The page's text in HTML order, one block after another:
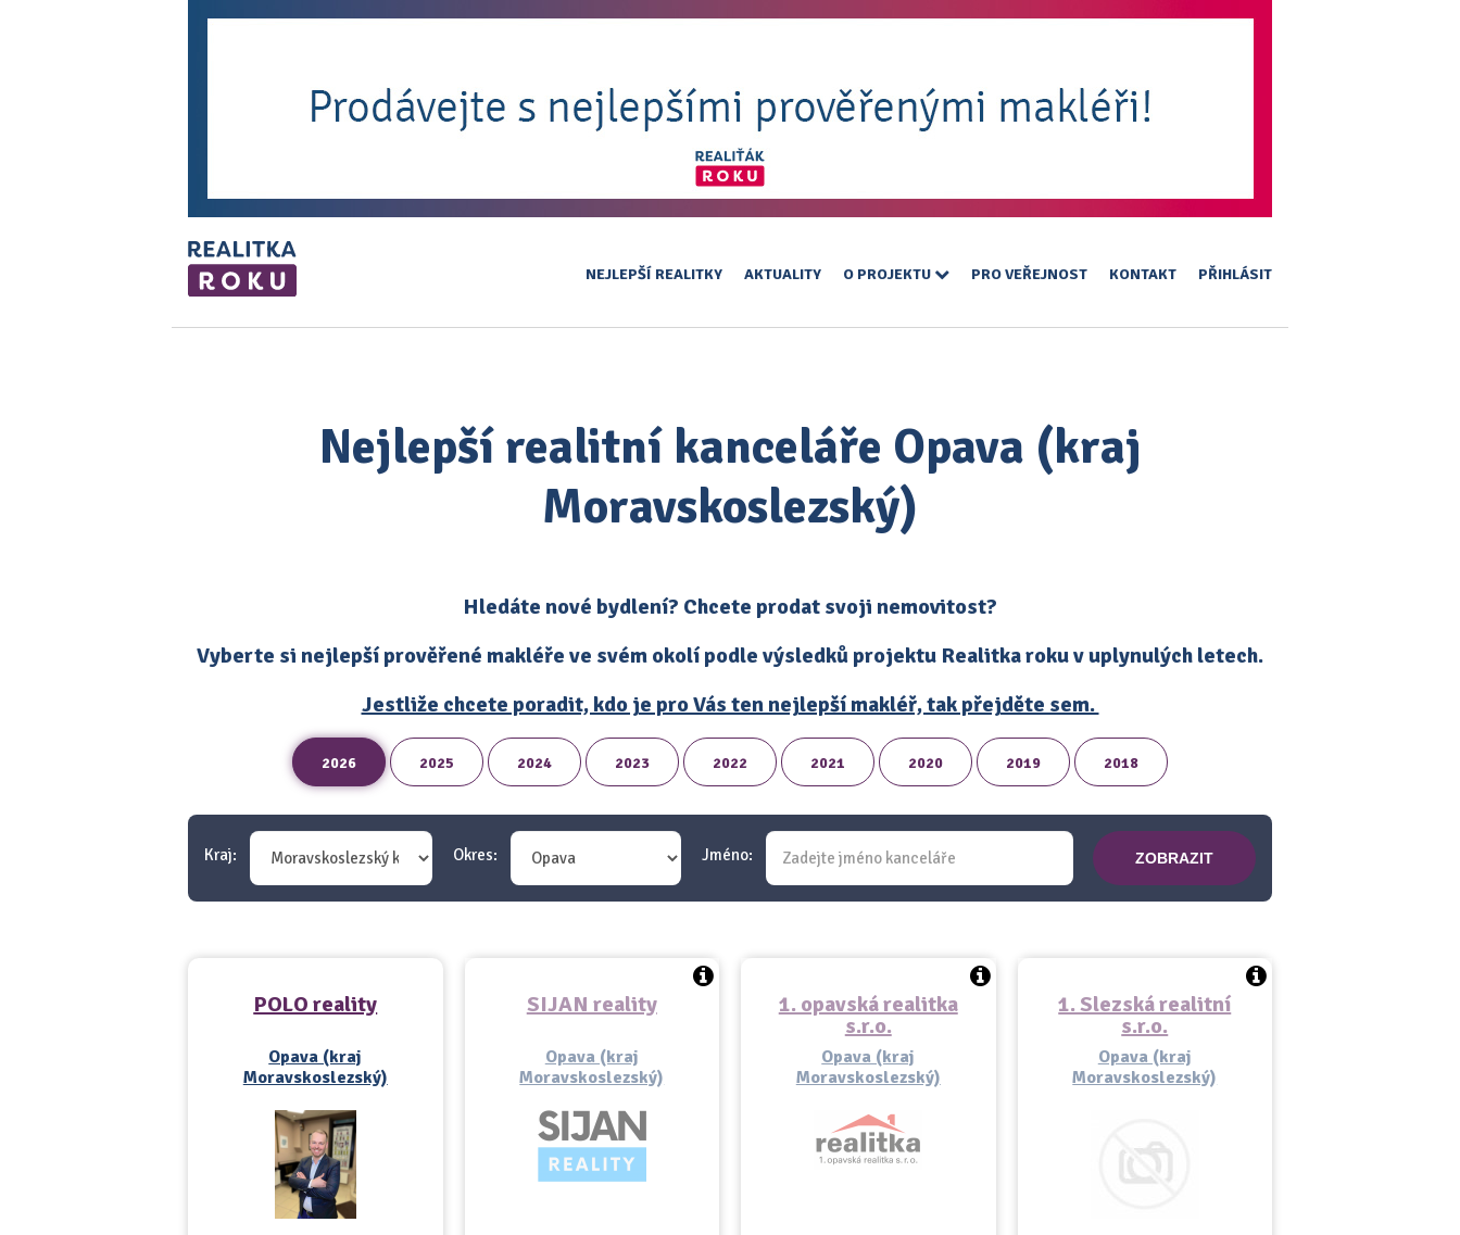
NEJLEPŠÍ REALITKY AKTUALITY O PROJEKTU PRO VEŘEJNOST KONTAKT PŘIHLÁSIT
Nejlepší realitní kanceláře Opava (kraj
Moravskoslezský)
Hledáte nové bydlení? Chcete prodat svoji nemovitost?
Vyberte si nejlepší prověřené makléře ve svém okolí podle výsledků projektu Realitka roku v uplynulých letech.
Jestliže chcete poradit, kdo je pro Vás ten nejlepší makléř, tak přejděte sem.
2026 2025 2024 2023 2022 2021 2020 2019 2018
Kraj: Okres: Jméno: ZOBRAZIT
POLO reality
Opava (kraj
Moravskoslezský)
SIJAN reality
Opava (kraj
Moravskoslezský)
1. opavská realitka
s.r.o.
Opava (kraj
Moravskoslezský)
1. Slezská realitní
s.r.o.
Opava (kraj
Moravskoslezský)